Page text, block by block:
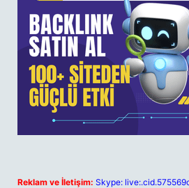
Reklam ve İletişim: Skype: